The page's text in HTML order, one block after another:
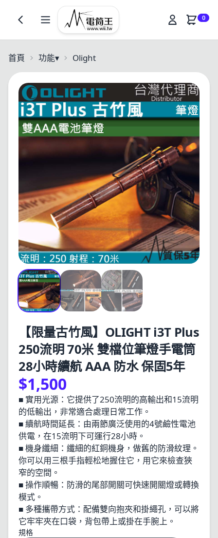
0
首頁 功能▾ Olight
【限量古竹風】OLIGHT i3T Plus
250流明 70米 雙檔位筆燈手電筒
28小時續航 AAA 防水 保固5年
$1,500
■ 實用光源：它提供了250流明的高輸出和15流明
的低輸出，非常適合處理日常工作。
■ 續航時間延長：由兩節廣泛使用的4號鹼性電池
供電，在15流明下可運行28小時。
■ 機身纖細：纖細的紅銅機身，做舊的防滑紋理。
你可以用三根手指輕松地握住它，用它來檢查狹
窄的空間。
■ 操作順暢：防滑的尾部開關可快速開關燈或轉換
模式。
■ 多種攜帶方式：配備雙向抱夾和掛繩孔，可以將
它牢牢夾在口袋，背包帶上或掛在手腕上。
規格